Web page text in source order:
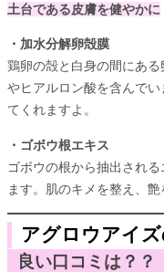
土台である皮膚を健やかに
・加水分解卵殻膜
鶏卵の殻と白身の間にあ
やヒアルロン酸を含んで
てくれますよ。
・ゴボウ根エキス
ゴボウの根から抽出され
ます。肌のキメを整え、
アグロウアイ
良い口コミは？？